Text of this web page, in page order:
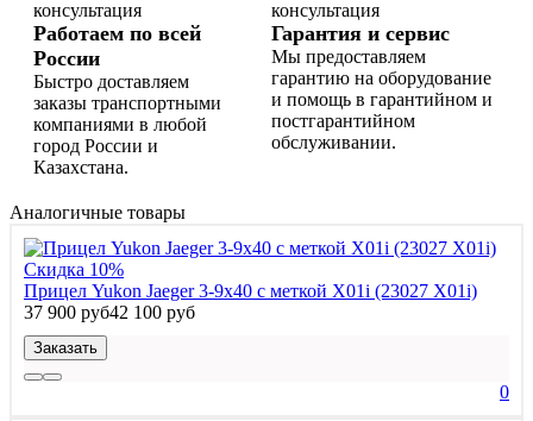
Работаем по всей
России
Быстро доставляем
заказы транспортными
компаниями в любой
город России и
Казахстана.
Гарантия и сервис
Мы предоставляем
гарантию на оборудование
и помощь в гарантийном и
постгарантийном
обслуживании.
Аналогичные товары
Скидка 10%
Прицел Yukon Jaeger 3-9х40 с меткой X01i (23027 X01i)
37 900 руб42 100 руб
Заказать
0